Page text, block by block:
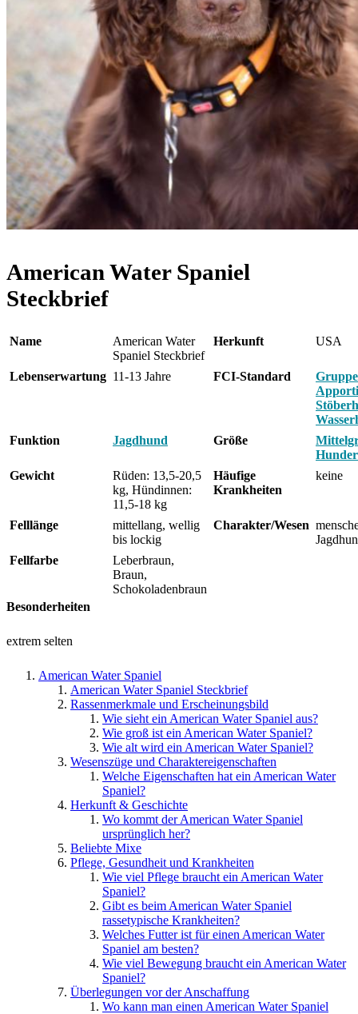
American Water Spaniel
Steckbrief
Name
American Water
Spaniel Steckbrief
Herkunft USA
Lebenserwartung 11-13 Jahre FCI-Standard
Funktion
Jagdhund Größe
Gewicht
Rüden: 13,5-20,5
kg, Hündinnen:
11,5-18 kg
Häufige
Krankheiten
keine
Felllänge
mittellang, wellig
bis lockig
Charakter/Wesen
Fellfarbe
Leberbraun,
Braun,
Schokoladenbraun
Besonderheiten
extrem selten
American Water Spaniel
American Water Spaniel Steckbrief
Rassenmerkmale und Erscheinungsbild
Wie sieht ein American Water Spaniel aus?
Wie groß ist ein American Water Spaniel?
Wie alt wird ein American Water Spaniel?
Wesenszüge und Charaktereigenschaften
Welche Eigenschaften hat ein American Water
Spaniel?
Herkunft & Geschichte
Wo kommt der American Water Spaniel
ursprünglich her?
Beliebte Mixe
Pflege, Gesundheit und Krankheiten
Wie viel Pflege braucht ein American Water
Spaniel?
Gibt es beim American Water Spaniel
rassetypische Krankheiten?
Welches Futter ist für einen American Water
Spaniel am besten?
Wie viel Bewegung braucht ein American Water
Spaniel?
Überlegungen vor der Anschaffung
Wo kann man einen American Water Spaniel